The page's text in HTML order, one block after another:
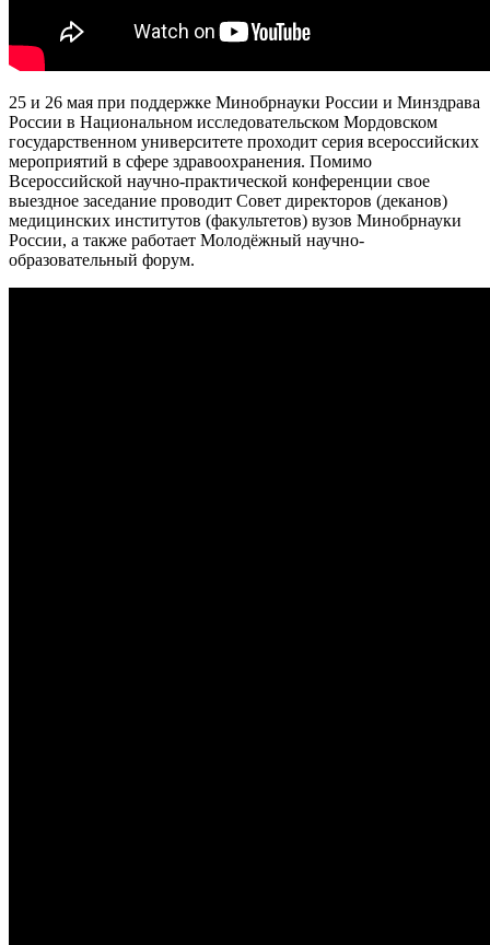
25 и 26 мая при поддержке Минобрнауки России и Минздрава
России в Национальном исследовательском Мордовском
государственном университете проходит серия всероссийских
мероприятий в сфере здравоохранения. Помимо
Всероссийской научно-практической конференции свое
выездное заседание проводит Совет директоров (деканов)
медицинских институтов (факультетов) вузов Минобрнауки
России, а также работает Молодёжный научно-
образовательный форум.